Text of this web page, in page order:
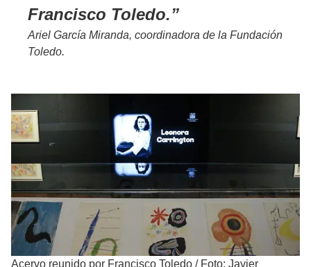
Francisco Toledo.
Ariel García Miranda, coordinadora de la Fundación
Toledo.
Acervo reunido por Francisco Toledo / Foto: Javier